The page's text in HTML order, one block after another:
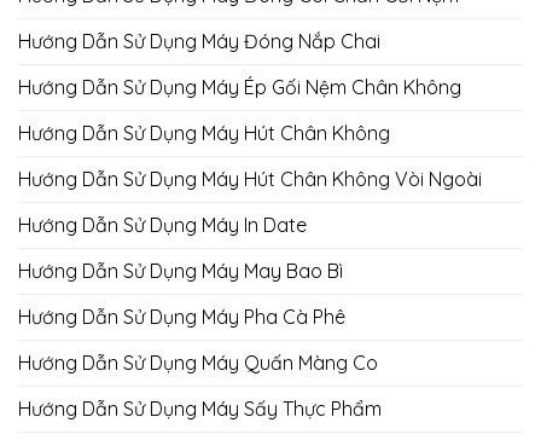
Hướng Dẫn Sử Dụng Máy Đóng Nắp Chai
Hướng Dẫn Sử Dụng Máy Ép Gối Nệm Chân Không
Hướng Dẫn Sử Dụng Máy Hút Chân Không
Hướng Dẫn Sử Dụng Máy Hút Chân Không Vòi Ngoài
Hướng Dẫn Sử Dụng Máy In Date
Hướng Dẫn Sử Dụng Máy May Bao Bì
Hướng Dẫn Sử Dụng Máy Pha Cà Phê
Hướng Dẫn Sử Dụng Máy Quấn Màng Co
Hướng Dẫn Sử Dụng Máy Sấy Thực Phẩm